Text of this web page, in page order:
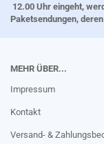
12.00 Uhr eingeht,
Paketsendungen,
MEHR ÜBER...
Impressum
Kontakt
Versand- &